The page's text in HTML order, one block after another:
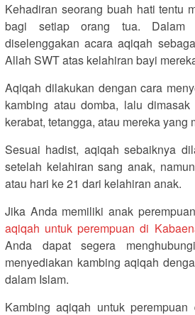
Kehadiran seorang buah hati tentu
bagi setiap orang tua. Dalam
diselenggakan acara aqiqah
Allah SWT atas kelahiran bayi
Aqiqah dilakukan dengan cara
kambing atau domba, lalu
kerabat, tetangga, atau mereka yang
Sesuai hadist, aqiqah sebaiknya
setelah kelahiran sang anak,
atau hari ke 21 dari kelahiran anak.
Jika Anda memiliki anak
aqiqah untuk perempuan di
Anda dapat segera
menyediakan kambing aqiqah
dalam Islam.
Kambing aqiqah untuk